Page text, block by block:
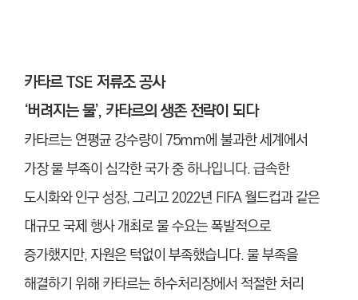
카타르 TSE 저류조 공사
‘버려지는 물’, 카타르의 생존 전략이 되다
카타르는 연평균 강수량이 75mm에 불과한 세계에서
가장 물 부족이 심각한 국가 중 하나입니다. 급속한
도시화와 인구 성장, 그리고 2022년 FIFA 월드컵과 같은
대규모 국제 행사 개최로 물 수요는 폭발적으로
증가했지만, 자원은 턱없이 부족했습니다. 물 부족을
해결하기 위해 카타르는 하수처리장에서 적절한 처리